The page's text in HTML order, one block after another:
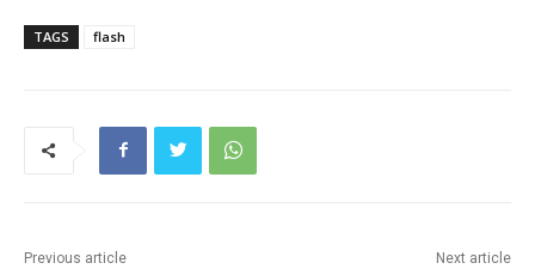
TAGS flash
Previous article Next article